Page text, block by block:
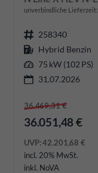
unverbindliche Lieferzeit:
258340
Hybrid Benzin
75 kW (102 PS)
31.07.2026
36.469,31 €
36.051,48 €
UVP:42.201,68 €
incl. 20% MwSt.
inkl. NoVA